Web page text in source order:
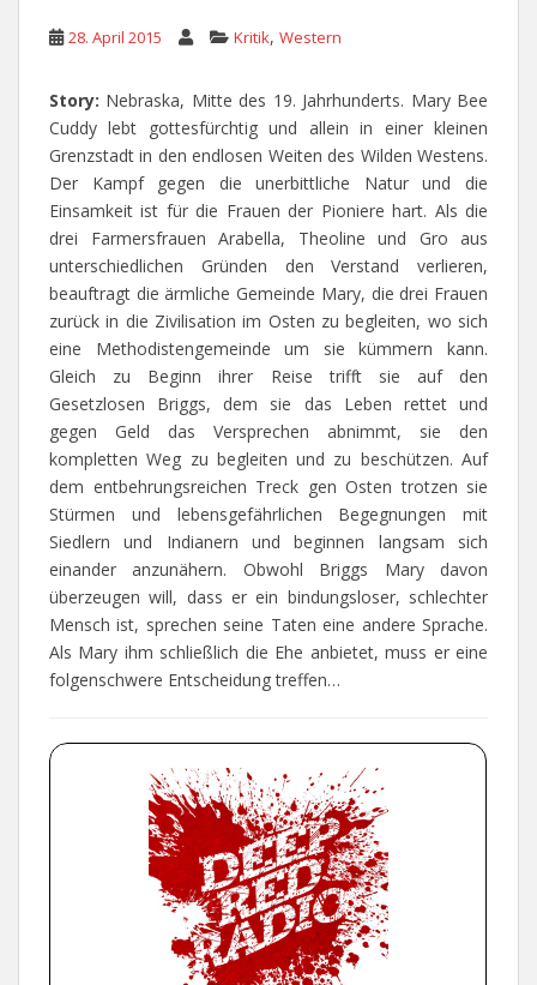
28. April 2015 Kritik, Western
Story: Nebraska, Mitte des 19. Jahrhunderts. Mary Bee
Cuddy lebt gottesfürchtig und allein in einer kleinen
Grenzstadt in den endlosen Weiten des Wilden Westens.
Der Kampf gegen die unerbittliche Natur und die
Einsamkeit ist für die Frauen der Pioniere hart. Als die
drei Farmersfrauen Arabella, Theoline und Gro aus
unterschiedlichen Gründen den Verstand verlieren,
beauftragt die ärmliche Gemeinde Mary, die drei Frauen
zurück in die Zivilisation im Osten zu begleiten, wo sich
eine Methodistengemeinde um sie kümmern kann.
Gleich zu Beginn ihrer Reise trifft sie auf den
Gesetzlosen Briggs, dem sie das Leben rettet und
gegen Geld das Versprechen abnimmt, sie den
kompletten Weg zu begleiten und zu beschützen. Auf
dem entbehrungsreichen Treck gen Osten trotzen sie
Stürmen und lebensgefährlichen Begegnungen mit
Siedlern und Indianern und beginnen langsam sich
einander anzunähern. Obwohl Briggs Mary davon
überzeugen will, dass er ein bindungsloser, schlechter
Mensch ist, sprechen seine Taten eine andere Sprache.
Als Mary ihm schließlich die Ehe anbietet, muss er eine
folgenschwere Entscheidung treffen…